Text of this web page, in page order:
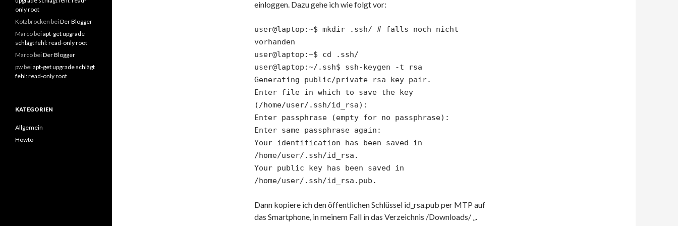
einloggen. Dazu gehe ich wie folgt vor:
user@laptop:~$ mkdir .ssh/ # falls noch nicht
vorhanden
user@laptop:~$ cd .ssh/
user@laptop:~/.ssh$ ssh-keygen -t rsa
Generating public/private rsa key pair.
Enter file in which to save the key
(/home/user/.ssh/id_rsa):
Enter passphrase (empty for no passphrase):
Enter same passphrase again:
Your identification has been saved in
/home/user/.ssh/id_rsa.
Your public key has been saved in
/home/user/.ssh/id_rsa.pub.
Dann kopiere ich den öffentlichen Schlüssel id_rsa.pub per MTP auf
das Smartphone, in meinem Fall in das Verzeichnis /Downloads/ „.
only root
Kotzbrocken beiDer Blogger
Marcobeiapt-get upgrade
schlägt fehl: read-only root
MarcobeiDer Blogger
pwbeiapt-get upgrade schlägt
fehl: read-only root
KATEGORIEN
Allgemein
Howto